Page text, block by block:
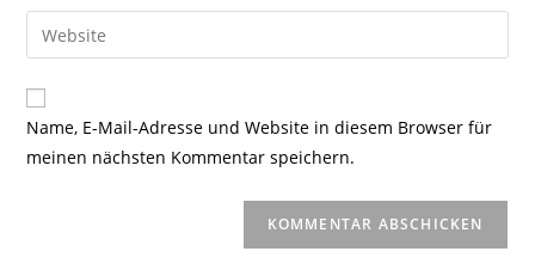
zum
Kommentieren
ein
E-
Mail-
zum
Kommentieren
ein
Gib
deine
Website-
URL
Name, E-Mail-Adresse und Website in diesem Browser für
meinen nächsten Kommentar speichern.